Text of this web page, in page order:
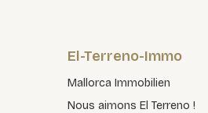
El-Terreno-Immo
Mallorca Immobilien
Nous aimons El Terreno !